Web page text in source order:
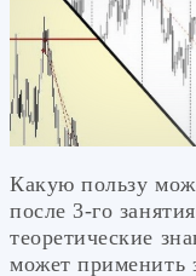
Какую пользу
после 3-го
теоретические
может применить